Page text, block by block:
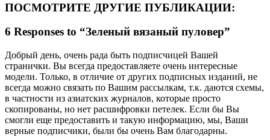
ПОСМОТРИТЕ ДРУГИЕ ПУБЛИКАЦИИ:
6 Responses to “Зеленый вязаный пуловер”
Добрый день, очень рада быть подписчицей Вашей
странички. Вы всегда предоставляете очень интересные
модели. Только, в отличие от других подписных изданий, не
всегда можно связать по Вашим рассылкам, т.к. даются схемы,
в частности из азиатских журналов, которые просто
скопированы, но нет расшифровки петелек. Если бы Вы
смогли еще предоставить и такую информацию, мы, Ваши
верные подписчики, были бы очень Вам благодарны.